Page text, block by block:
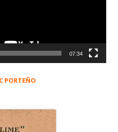
07:34
PORTEÑO